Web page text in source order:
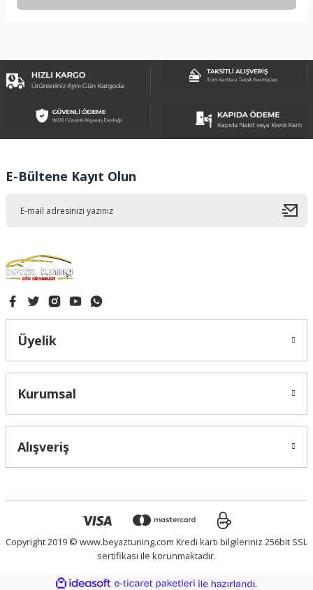
Görüş ve önerileriniz için teşekkür ederiz.
Ürün açıklamasında eksik bilgiler bulunuyor.
Ürün bilgilerinde hatalar bulunuyor.
Bu ürüne benzer farklı alternatifler olmalı.
E-Bültene Kayıt Olun
Üyelik
Kurumsal
Alışveriş
Copyright 2019 © www.beyaztuning.com Kredi kartı bilgileriniz 256bit SSL
sertifikası ile korunmaktadır.
ideasoft e-